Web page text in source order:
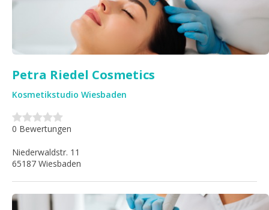
Petra Riedel Cosmetics
Kosmetikstudio Wiesbaden
Niederwaldstr. 11
65187 Wiesbaden
0 Bewertungen